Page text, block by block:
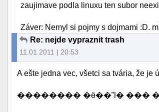
zaujimave podla linuxu ten subor
Záver: Nemyl si pojmy s dojmami :D.
Re: nejde vypraznit trash
11.01.2011 | 20:53
A ešte jedna vec, všetci sa tvária, že je